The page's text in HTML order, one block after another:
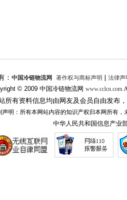
： 中国冷链物流网 著作权与商标声明 | 法律声
© 2009 中国冷链物流网 www.cclcn.com
所有资料信息均由网友及会员自由发布
声明：所有本网站内容的知识产权归本网所有
中华人民共和国信息产业